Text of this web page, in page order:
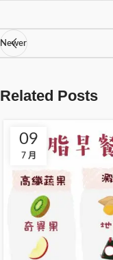
Newer
Related Posts
09
7 月